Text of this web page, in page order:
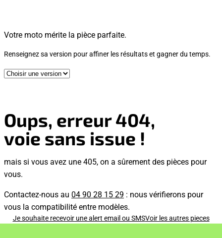
Votre moto mérite la pièce parfaite.
Renseignez sa version pour affiner les résultats et gagner du temps.
Oups, erreur 404,
voie sans issue !
mais si vous avez une 405, on a sûrement des pièces pour
vous.
Contactez-nous au 04 90 28 15 29 : nous vérifierons pour
vous la compatibilité entre modèles.
Je souhaite recevoir une alert email ou SMSVoir les autres pieces